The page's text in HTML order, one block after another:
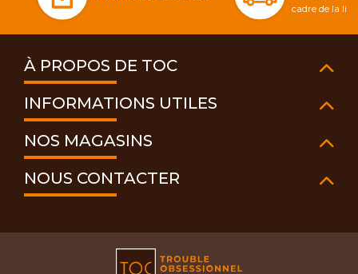
cadre de la
À PROPOS DE TOC
INFORMATIONS UTILES
NOS MAGASINS
NOUS CONTACTER